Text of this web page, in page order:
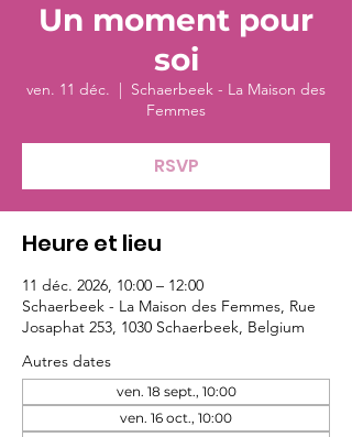
Un moment pour
soi
ven. 11 déc.
  |
Schaerbeek - La Maison des
Femmes
RSVP
Heure et lieu
11 déc. 2026, 10:00 – 12:00
Schaerbeek - La Maison des Femmes, Rue
Josaphat 253, 1030 Schaerbeek, Belgium
Autres dates
ven. 18 sept., 10:00
ven. 16 oct., 10:00